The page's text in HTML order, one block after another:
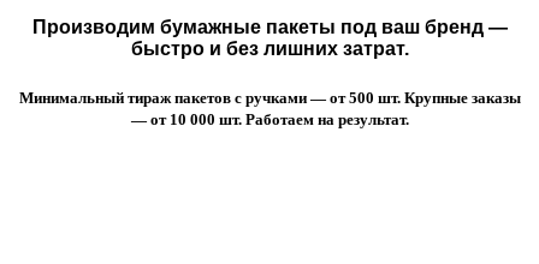
Производим бумажные пакеты под ваш бренд —
быстро и без лишних затрат.
Минимальный тираж пакетов с ручками — от 500 шт. Крупные заказы
— от 10 000 шт. Работаем на результат.